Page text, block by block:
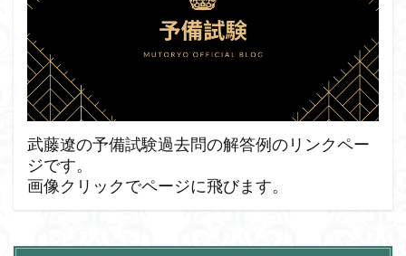
武藤遼の予備試験過去問の解答例のリンクペー
ジです。
画像クリックでページに飛びます。